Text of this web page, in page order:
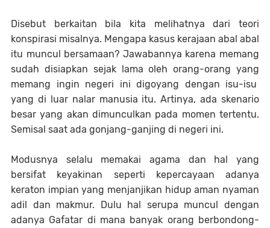
Disebut berkaitan bila kita melihatnya dari teori
konspirasi misalnya. Mengapa kasus kerajaan abal abal
itu muncul bersamaan? Jawabannya karena memang
sudah disiapkan sejak lama oleh orang-orang yang
memang ingin negeri ini digoyang dengan isu-isu
yang di luar nalar manusia itu. Artinya, ada skenario
besar yang akan dimunculkan pada momen tertentu.
Semisal saat ada gonjang-ganjing di negeri ini.
Modusnya selalu memakai agama dan hal yang
bersifat keyakinan seperti kepercayaan adanya
keraton impian yang menjanjikan hidup aman nyaman
adil dan makmur. Dulu hal serupa muncul dengan
adanya Gafatar di mana banyak orang berbondong-